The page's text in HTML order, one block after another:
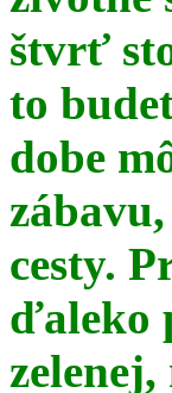
štvrť
to
dobe
cesty.
ďaleko